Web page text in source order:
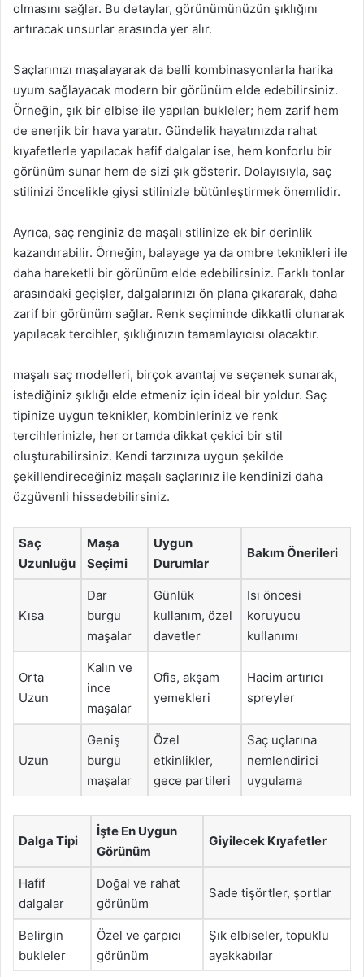
olmasını sağlar. Bu detaylar, görünümünüzün şıklığını
artıracak unsurlar arasında yer alır.
Saçlarınızı maşalayarak da belli kombinasyonlarla harika
uyum sağlayacak modern bir görünüm elde edebilirsiniz.
Örneğin, şık bir elbise ile yapılan bukleler; hem zarif hem
de enerjik bir hava yaratır. Gündelik hayatınızda rahat
kıyafetlerle yapılacak hafif dalgalar ise, hem konforlu bir
görünüm sunar hem de sizi şık gösterir. Dolayısıyla, saç
stilinizi öncelikle giysi stilinizle bütünleştirmek önemlidir.
Ayrıca, saç renginiz de maşalı stilinize ek bir derinlik
kazandırabilir. Örneğin, balayage ya da ombre teknikleri ile
daha hareketli bir görünüm elde edebilirsiniz. Farklı tonlar
arasındaki geçişler, dalgalarınızı ön plana çıkararak, daha
zarif bir görünüm sağlar. Renk seçiminde dikkatli olunarak
yapılacak tercihler, şıklığınızın tamamlayıcısı olacaktır.
maşalı saç modelleri, birçok avantaj ve seçenek sunarak,
istediğiniz şıklığı elde etmeniz için ideal bir yoldur. Saç
tipinize uygun teknikler, kombinleriniz ve renk
tercihlerinizle, her ortamda dikkat çekici bir stil
oluşturabilirsiniz. Kendi tarzınıza uygun şekilde
şekillendireceğiniz maşalı saçlarınız ile kendinizi daha
özgüvenli hissedebilirsiniz.
Saç
Uzunluğu
Maşa
Seçimi
Uygun
Durumlar
Bakım Önerileri
Kısa
Dar
burgu
maşalar
Günlük
kullanım, özel
davetler
Isı öncesi
koruyucu
kullanımı
Orta
Uzun
Kalın ve
ince
maşalar
Ofis, akşam
yemekleri
Hacim artırıcı
spreyler
Uzun
Geniş
burgu
maşalar
Özel
etkinlikler,
gece partileri
Saç uçlarına
nemlendirici
uygulama
Dalga Tipi
İşte En Uygun
Görünüm
Giyilecek Kıyafetler
Hafif
dalgalar
Doğal ve rahat
görünüm
Sade tişörtler, şortlar
Belirgin
bukleler
Özel ve çarpıcı
görünüm
Şık elbiseler, topuklu
ayakkabılar